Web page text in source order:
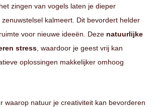
zingen van vogels laten je dieper
kalmeert. Dit bevordert helder
voor nieuwe ideeën. Deze natuurlijke
stress , waardoor je geest vrij kan
oplossingen makkelijker omhoog
waarop natuur je creativiteit kan bevorderen